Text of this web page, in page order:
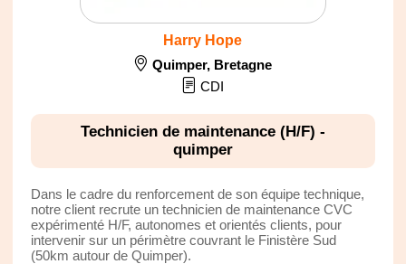
Harry Hope
Quimper, Bretagne
CDI
Technicien de maintenance (H/F) -
quimper
Dans le cadre du renforcement de son équipe technique,
notre client recrute un technicien de maintenance CVC
expérimenté H/F, autonomes et orientés clients, pour
intervenir sur un périmètre couvrant le Finistère Sud
(50km autour de Quimper).